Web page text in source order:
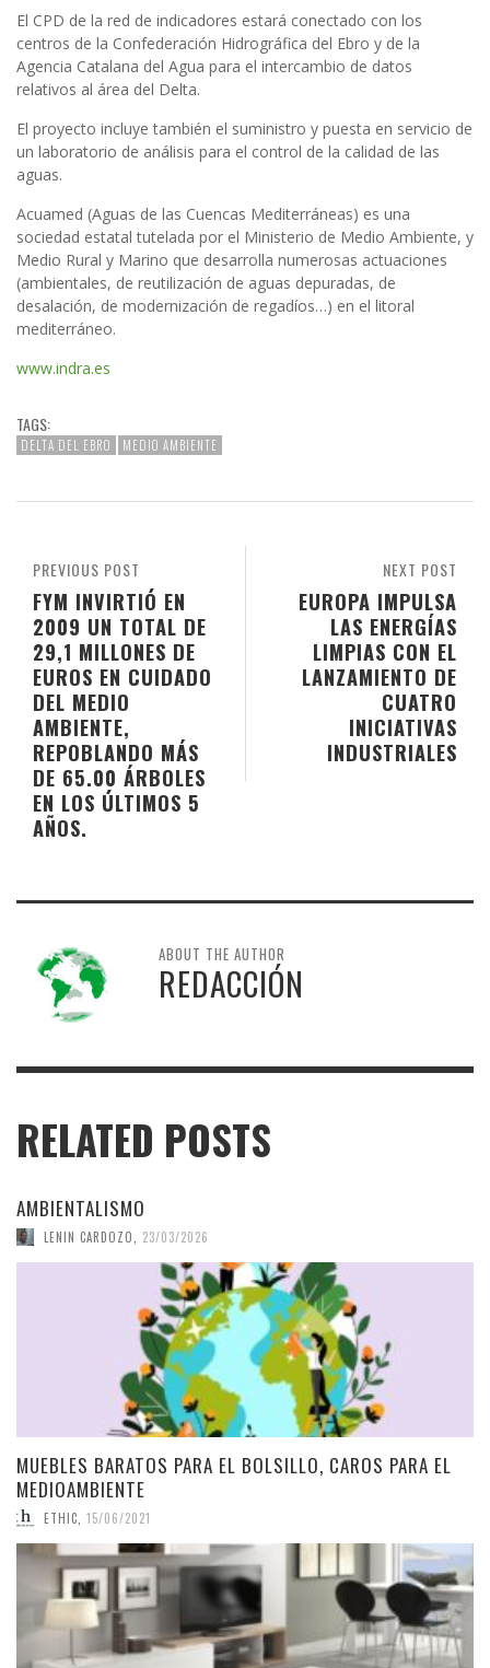
El CPD de la red de indicadores estará conectado con los
centros de la Confederación Hidrográfica del Ebro y de la
Agencia Catalana del Agua para el intercambio de datos
relativos al área del Delta.
El proyecto incluye también el suministro y puesta en servicio de
un laboratorio de análisis para el control de la calidad de las
aguas.
Acuamed (Aguas de las Cuencas Mediterráneas) es una
sociedad estatal tutelada por el Ministerio de Medio Ambiente, y
Medio Rural y Marino que desarrolla numerosas actuaciones
(ambientales, de reutilización de aguas depuradas, de
desalación, de modernización de regadíos…) en el litoral
mediterráneo.
www.indra.es
TAGS:
DELTA DEL EBRO MEDIO AMBIENTE
NEXT POST
EUROPA IMPULSA
LAS ENERGÍAS
LIMPIAS CON EL
LANZAMIENTO DE
CUATRO
INICIATIVAS
INDUSTRIALES
PREVIOUS POST
FYM INVIRTIÓ EN
2009 UN TOTAL DE
29,1 MILLONES DE
EUROS EN CUIDADO
DEL MEDIO
AMBIENTE,
REPOBLANDO MÁS
DE 65.00 ÁRBOLES
EN LOS ÚLTIMOS 5
AÑOS.
ABOUT THE AUTHOR
REDACCIÓN
RELATED POSTS
AMBIENTALISMO
LENIN CARDOZO 23/03/2026
MUEBLES BARATOS PARA EL BOLSILLO, CAROS PARA EL
MEDIOAMBIENTE
ETHIC 15/06/2021